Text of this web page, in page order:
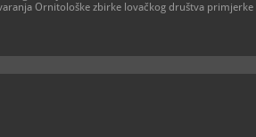
Ornitološke zbirke lovačkog društva